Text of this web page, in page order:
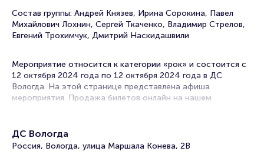
Состав группы: Андрей Князев, Ирина Сорокина, Павел
Михайлович Лохнин, Сергей Ткаченко, Владимир Стрелов,
Евгений Трохимчук, Дмитрий Наскидашвили
Мероприятие относится к категории «рок» и состоится с
12 октября 2024 года по 12 октября 2024 года в ДС
Вологда. На этой странице представлена афиша
мероприятия. Продажа билетов онлайн на нашем
на рок-концерт.
Концерты рок-групп часто проходят в в Вологде. Музыка
ДС Вологда
Россия, Вологда, улица Маршала Конева, 2В